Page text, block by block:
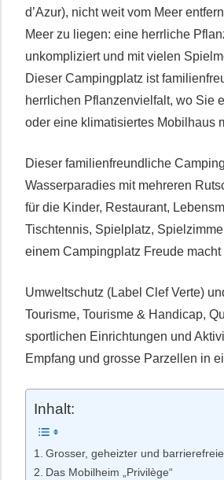
d’Azur), nicht weit vom Meer
Meer zu liegen: eine herrliche
unkompliziert und mit vielen
Dieser Campingplatz ist
herrlichen Pflanzenvielfalt, wo Sie
oder eine klimatisiertes Mobilhaus
Dieser familienfreundliche
Wasserparadies mit mehreren
für die Kinder, Restaurant,
Tischtennis, Spielplatz,
einem Campingplatz Freude
Umweltschutz (Label Clef Verte)
Tourisme, Tourisme & Handicap,
sportlichen Einrichtungen und
Empfang und grosse Parzellen in
Inhalt:
Grosser, geheizter und
Das Mobilheim „Privilège“